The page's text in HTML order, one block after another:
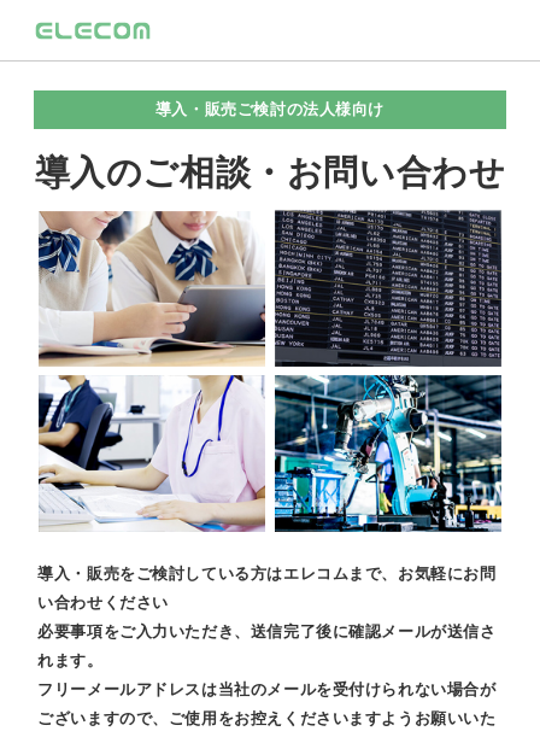
導入・販売ご検討の法人様向け
導入のご相談・お問い合わせ
導入・販売をご検討している方はエレコムまで、お気軽にお問
い合わせください
必要事項をご入力いただき、送信完了後に確認メールが送信さ
れます。
フリーメールアドレスは当社のメールを受付けられない場合が
ございますので、ご使用をお控えくださいますようお願いいた